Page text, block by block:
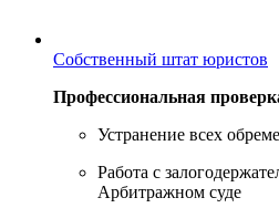
Собственный штат юристов
Профессиональная
Устранение всех
Работа с
Арбитражном суде